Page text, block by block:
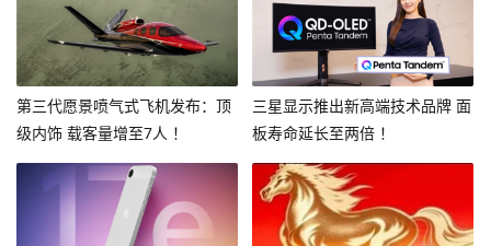
第三代愿景喷气式飞机发布：顶
级内饰 载客量增至7人 ！
三星显示推出新高端技术品牌 面
板寿命延长至两倍 ！